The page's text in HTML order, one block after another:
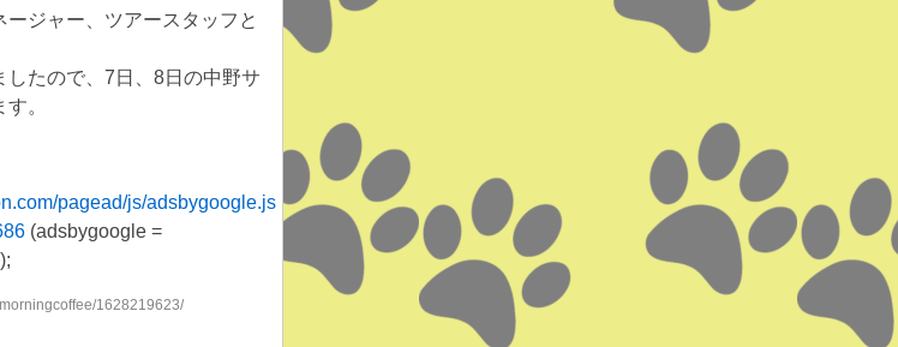
ジャー、ツアースタッフと
たので、7日、8日の中野サ
。
pagead/js/adsbygoogle.js
(adsbygoogle =
1628219623/